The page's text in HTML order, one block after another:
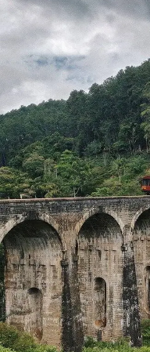
dedicado a
cima de Guru
templo, el
Observatorio Mount
Aqui te dejamos
para vuestra
vivirconunafamiliade
inglesy también lee
Book Now
Nombre*